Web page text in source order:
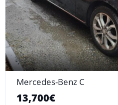
Mercedes-Benz C
13,700€